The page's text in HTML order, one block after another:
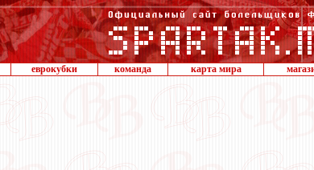
еврокубки команда карта мира